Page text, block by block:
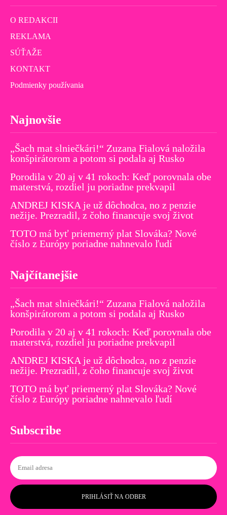
O REDAKCII
REKLAMA
SÚŤAŽE
KONTAKT
Podmienky používania
Najnovšie
„Šach mat slniečkári!“ Zuzana Fialová naložila
konšpirátorom a potom si podala aj Rusko
Porodila v 20 aj v 41 rokoch: Keď porovnala obe
materstvá, rozdiel ju poriadne prekvapil
ANDREJ KISKA je už dôchodca, no z penzie
nežije. Prezradil, z čoho financuje svoj život
TOTO má byť priemerný plat Slováka? Nové
číslo z Európy poriadne nahnevalo ľudí
Najčítanejšie
„Šach mat slniečkári!“ Zuzana Fialová naložila
konšpirátorom a potom si podala aj Rusko
Porodila v 20 aj v 41 rokoch: Keď porovnala obe
materstvá, rozdiel ju poriadne prekvapil
ANDREJ KISKA je už dôchodca, no z penzie
nežije. Prezradil, z čoho financuje svoj život
TOTO má byť priemerný plat Slováka? Nové
číslo z Európy poriadne nahnevalo ľudí
Subscribe
PRIHLÁSIŤ NA ODBER